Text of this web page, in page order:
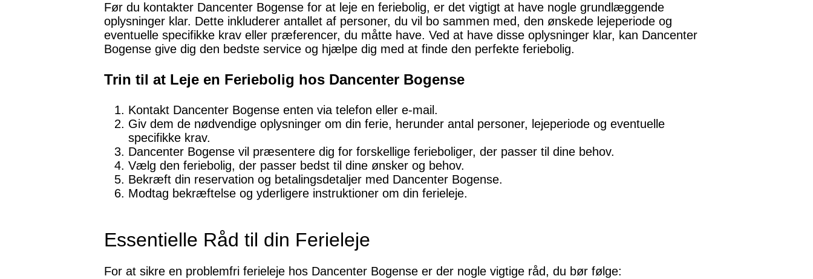
Før du kontakter Dancenter Bogense for at leje en feriebolig, er det vigtigt at have nogle grundlæggende
oplysninger klar. Dette inkluderer antallet af personer, du vil bo sammen med, den ønskede lejeperiode og
eventuelle specifikke krav eller præferencer, du måtte have. Ved at have disse oplysninger klar, kan Dancenter
Bogense give dig den bedste service og hjælpe dig med at finde den perfekte feriebolig.
Trin til at Leje en Feriebolig hos Dancenter Bogense
Kontakt Dancenter Bogense enten via telefon eller e-mail.
Giv dem de nødvendige oplysninger om din ferie, herunder antal personer, lejeperiode og eventuelle
specifikke krav.
Dancenter Bogense vil præsentere dig for forskellige ferieboliger, der passer til dine behov.
Vælg den feriebolig, der passer bedst til dine ønsker og behov.
Bekræft din reservation og betalingsdetaljer med Dancenter Bogense.
Modtag bekræftelse og yderligere instruktioner om din ferieleje.
Essentielle Råd til din Ferieleje
For at sikre en problemfri ferieleje hos Dancenter Bogense er der nogle vigtige råd, du bør følge: